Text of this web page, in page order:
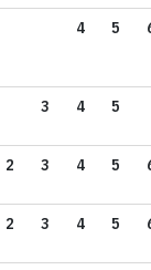
4 5
3 4 5
2 3 4 5
2 3 4 5